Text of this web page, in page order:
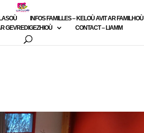
INFOS FAMILLES – KELOÙ AVIT AR FAMILHOÙ
GEVREDIGEZHIOÙ
CONTACT – LIAMM